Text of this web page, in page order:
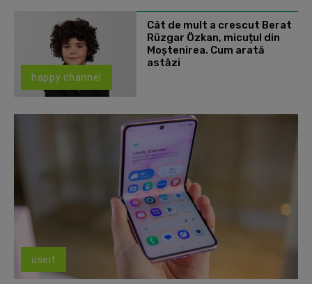
happy channel
Cât de mult a crescut Berat
Rüzgar Özkan, micuțul din
Moștenirea. Cum arată
astăzi
useit